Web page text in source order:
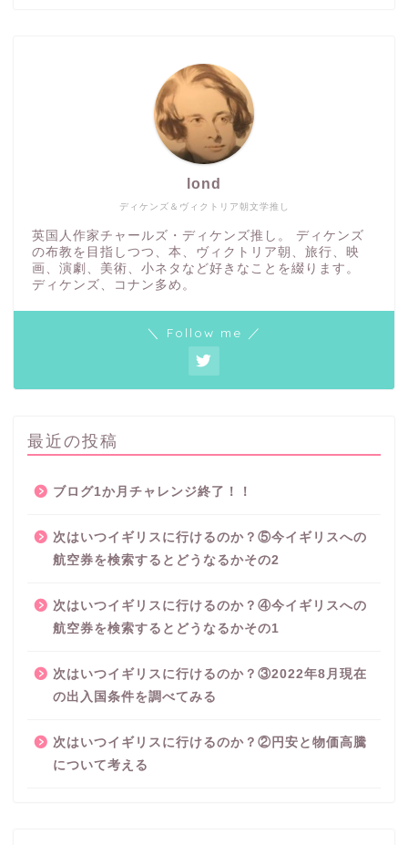
ディケンズ＆ヴィクトリア朝文学推し
lond
英国人作家チャールズ・ディケンズ推し。 ディケンズ
の布教を目指しつつ、本、ヴィクトリア朝、旅行、映
画、演劇、美術、小ネタなど好きなことを綴ります。
ディケンズ、コナン多め。
＼ Follow me ／
最近の投稿
ブログ1か月チャレンジ終了！！
次はいつイギリスに行けるのか？⑤今イギリスへの
航空券を検索するとどうなるかその2
次はいつイギリスに行けるのか？④今イギリスへの
航空券を検索するとどうなるかその1
次はいつイギリスに行けるのか？③2022年8月現在
の出入国条件を調べてみる
次はいつイギリスに行けるのか？②円安と物価高騰
について考える